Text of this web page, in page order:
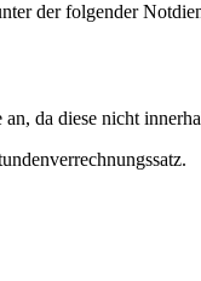
der folgender
da diese nicht